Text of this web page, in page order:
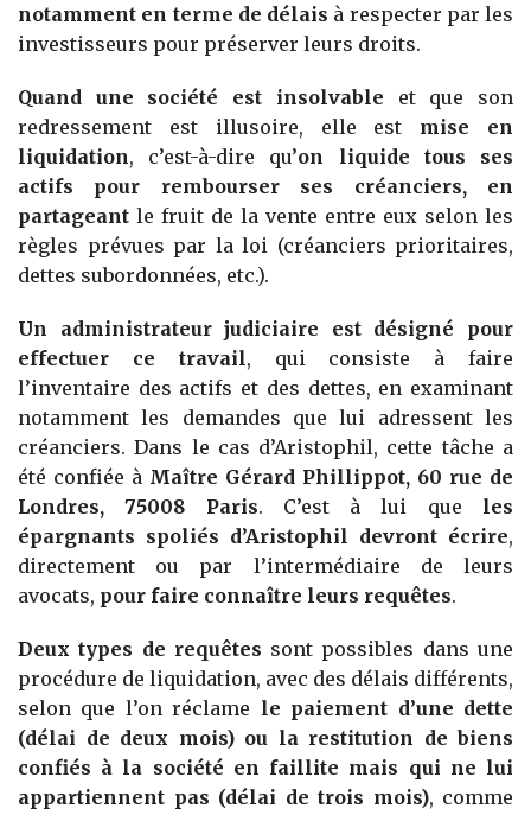
notamment en terme de délais à respecter par les
investisseurs pour préserver leurs droits.
Quand une société est insolvable et que son
redressement est illusoire, elle est mise en
liquidation, c’est-à-dire qu’on liquide tous ses
actifs pour rembourser ses créanciers, en
partageant le fruit de la vente entre eux selon les
règles prévues par la loi (créanciers prioritaires,
dettes subordonnées, etc.).
Un administrateur judiciaire est désigné pour
effectuer ce travail, qui consiste à faire
l’inventaire des actifs et des dettes, en examinant
notamment les demandes que lui adressent les
créanciers. Dans le cas d’Aristophil, cette tâche a
été confiée à Maître Gérard Phillippot, 60 rue de
Londres, 75008 Paris. C’est à lui que les
épargnants spoliés d’Aristophil devront écrire,
directement ou par l’intermédiaire de leurs
avocats, pour faire connaître leurs requêtes.
Deux types de requêtes sont possibles dans une
procédure de liquidation, avec des délais différents,
selon que l’on réclame le paiement d’une dette
(délai de deux mois) ou la restitution de biens
confiés à la société en faillite mais qui ne lui
appartiennent pas (délai de trois mois), comme